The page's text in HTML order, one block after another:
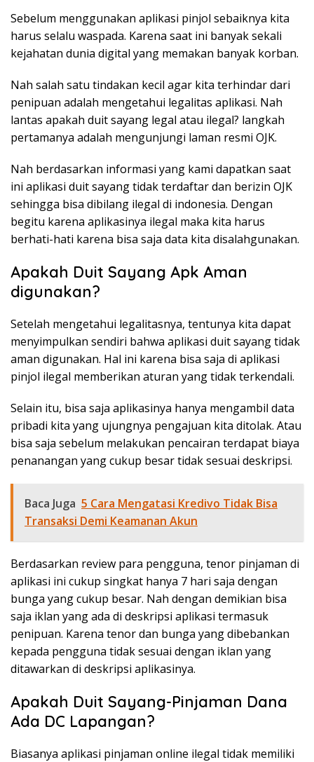
Sebelum menggunakan aplikasi pinjol sebaiknya kita
harus selalu waspada. Karena saat ini banyak sekali
kejahatan dunia digital yang memakan banyak korban.
Nah salah satu tindakan kecil agar kita terhindar dari
penipuan adalah mengetahui legalitas aplikasi. Nah
lantas apakah duit sayang legal atau ilegal? langkah
pertamanya adalah mengunjungi laman resmi OJK.
Nah berdasarkan informasi yang kami dapatkan saat
ini aplikasi duit sayang tidak terdaftar dan berizin OJK
sehingga bisa dibilang ilegal di indonesia. Dengan
begitu karena aplikasinya ilegal maka kita harus
berhati-hati karena bisa saja data kita disalahgunakan.
Apakah Duit Sayang Apk Aman
digunakan?
Setelah mengetahui legalitasnya, tentunya kita dapat
menyimpulkan sendiri bahwa aplikasi duit sayang tidak
aman digunakan. Hal ini karena bisa saja di aplikasi
pinjol ilegal memberikan aturan yang tidak terkendali.
Selain itu, bisa saja aplikasinya hanya mengambil data
pribadi kita yang ujungnya pengajuan kita ditolak. Atau
bisa saja sebelum melakukan pencairan terdapat biaya
penanangan yang cukup besar tidak sesuai deskripsi.
Baca Juga 5 Cara Mengatasi Kredivo Tidak Bisa
Transaksi Demi Keamanan Akun
Berdasarkan review para pengguna, tenor pinjaman di
aplikasi ini cukup singkat hanya 7 hari saja dengan
bunga yang cukup besar. Nah dengan demikian bisa
saja iklan yang ada di deskripsi aplikasi termasuk
penipuan. Karena tenor dan bunga yang dibebankan
kepada pengguna tidak sesuai dengan iklan yang
ditawarkan di deskripsi aplikasinya.
Apakah Duit Sayang-Pinjaman Dana
Ada DC Lapangan?
Biasanya aplikasi pinjaman online ilegal tidak memiliki